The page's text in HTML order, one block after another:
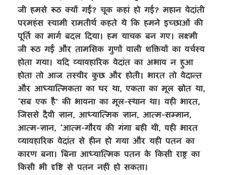
जी हमसे रूठ क्यों गईं? चूक कहां हो गई? महान वेदांती
परमहंस स्वामी रामतीर्थ कहते थे कि हमने इच्छाओं की
पूर्ति का मार्ग बदल दिया। हम याचक बन गए। लक्ष्मी
जी रूठ गईं और तामसिक गुणों वाली शक्तियों का वर्चस्व
होता गया। यदि व्यावहारिक वेदांत का अभाव न हुआ
होता तो आज तस्वीर कुछ और होती। भारत तो वेदान्त
और आध्यात्मिकता का घर था, एकता का मूल स्रोत था,
‘सब एक है’ की भावना का मूल-स्थान था। वही भारत,
जिससे दैवी ज्ञान, आध्यात्मिक ज्ञान, आत्म-सम्मान,
आत्म-ज्ञान, ‘आत्म-गौरव की गंगा बही थी, वही भारत
व्यावहारिक वेदांत से हीन हो गया और यही पतन का
कारण बना। बिना आध्यात्मिक पतन के किसी राष्ट्र का
किसी भी दृष्टि से पतन नहीं हो सकता।